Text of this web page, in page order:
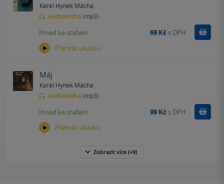
Karel Hynek Mácha
Audiokniha (mp3)
Přehrát ukázku
Ihned ke stažení 69 Kč s DPH Koupit
Máj
Karel Hynek Mácha
Audiokniha (mp3)
Přehrát ukázku
Ihned ke stažení 99 Kč s DPH Koupit
Zobrazit více (+9)